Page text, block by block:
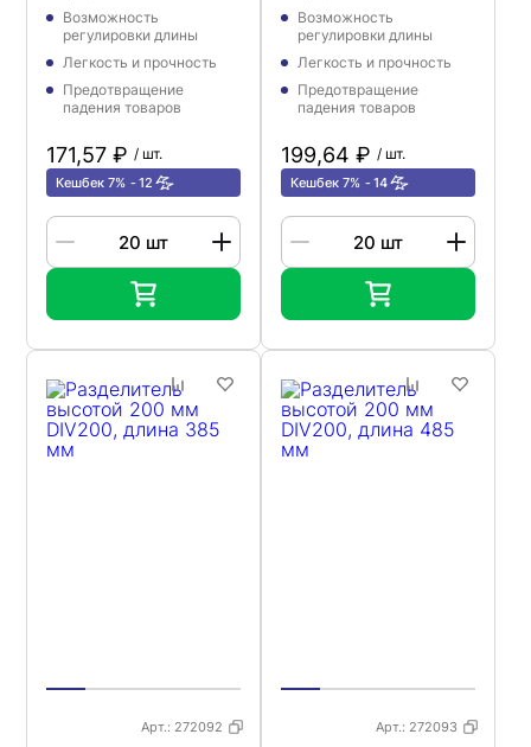
Возможность
регулировки длины
Легкость и прочность
Предотвращение
падения товаров
171,57 ₽ / шт.
Кешбек 7% 12
Возможность
регулировки длины
Легкость и прочность
Предотвращение
падения товаров
199,64 ₽ / шт.
Кешбек 7% 14
Арт.: 272092 Арт.: 272093